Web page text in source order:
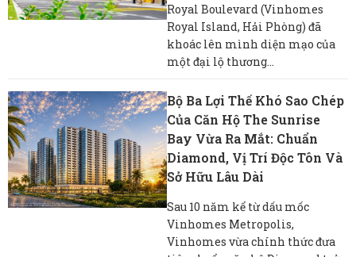
Royal Boulevard (Vinhomes
Royal Island, Hải Phòng) đã
khoác lên mình diện mạo của
một đại lộ thương...
Bộ Ba Lợi Thế Khó Sao Chép
Của Căn Hộ The Sunrise
Bay Vừa Ra Mắt: Chuẩn
Diamond, Vị Trí Độc Tôn Và
Sở Hữu Lâu Dài
Sau 10 năm kể từ dấu mốc
Vinhomes Metropolis,
Vinhomes vừa chính thức đưa